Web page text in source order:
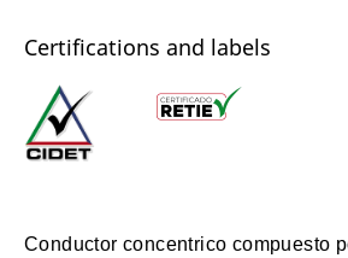
Certifications and labels
Conductor concentrico compuesto